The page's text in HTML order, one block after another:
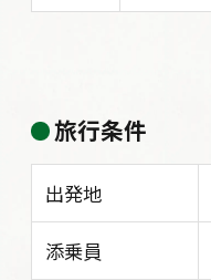
旅行条件
出発地
添乗員